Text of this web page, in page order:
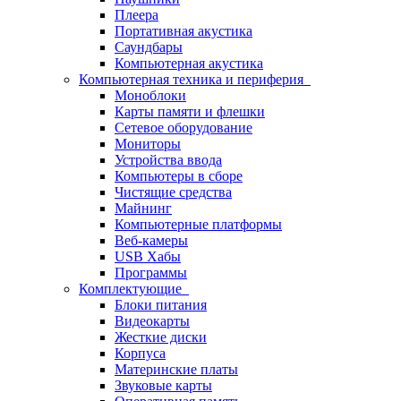
Плеера
Портативная акустика
Саундбары
Компьютерная акустика
Компьютерная техника и периферия
Моноблоки
Карты памяти и флешки
Сетевое оборудование
Мониторы
Устройства ввода
Компьютеры в сборе
Чистящие средства
Майнинг
Компьютерные платформы
Веб-камеры
USB Хабы
Программы
Комплектующие
Блоки питания
Видеокарты
Жесткие диски
Корпуса
Материнские платы
Звуковые карты